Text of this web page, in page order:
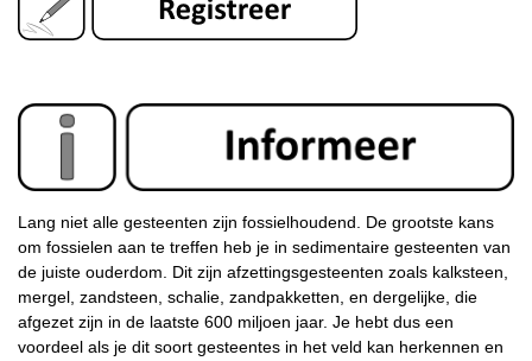
Lang niet alle gesteenten zijn fossielhoudend. De grootste kans
om fossielen aan te treffen heb je in sedimentaire gesteenten van
de juiste ouderdom. Dit zijn afzettingsgesteenten zoals kalksteen,
mergel, zandsteen, schalie, zandpakketten, en dergelijke, die
afgezet zijn in de laatste 600 miljoen jaar. Je hebt dus een
voordeel als je dit soort gesteentes in het veld kan herkennen en